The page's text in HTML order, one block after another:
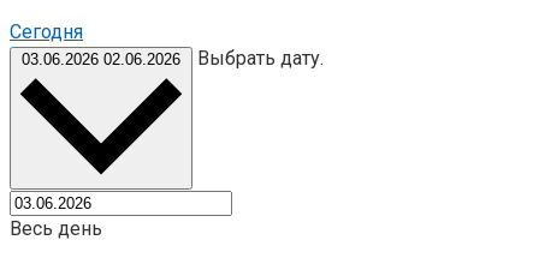
Cегодня
03.06.2026 02.06.2026 Выбрать дату.
Весь день